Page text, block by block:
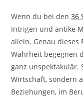
Wenn du bei den36
Intrigen und antike
allein. Genau dieses
Wahrheit begegnen
ganz unspektakulär.
Wirtschaft, sondern
Beziehungen, im